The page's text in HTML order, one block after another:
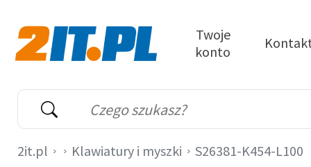
Wyszukiwarka
Słowo kluczowe
Twoje
konto
2it.pl Klawiatury i myszki S26381-K454-L100